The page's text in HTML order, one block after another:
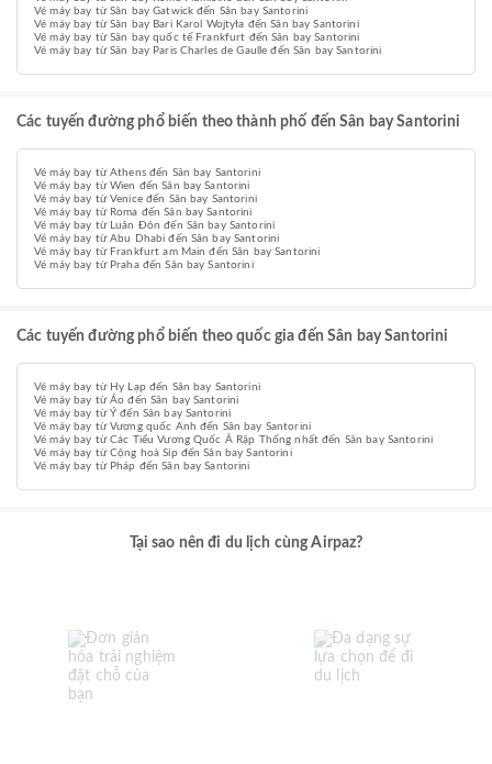
Vé máy bay từ Sân bay Gatwick đến Sân bay Santorini
Vé máy bay từ Sân bay Bari Karol Wojtyła đến Sân bay Santorini
Vé máy bay từ Sân bay quốc tế Frankfurt đến Sân bay Santorini
Vé máy bay từ Sân bay Paris Charles de Gaulle đến Sân bay Santorini
Các tuyến đường phổ biến theo thành phố đến Sân bay Santorini
Vé máy bay từ Athens đến Sân bay Santorini
Vé máy bay từ Wien đến Sân bay Santorini
Vé máy bay từ Venice đến Sân bay Santorini
Vé máy bay từ Roma đến Sân bay Santorini
Vé máy bay từ Luân Đôn đến Sân bay Santorini
Vé máy bay từ Abu Dhabi đến Sân bay Santorini
Vé máy bay từ Frankfurt am Main đến Sân bay Santorini
Vé máy bay từ Praha đến Sân bay Santorini
Các tuyến đường phổ biến theo quốc gia đến Sân bay Santorini
Vé máy bay từ Hy Lạp đến Sân bay Santorini
Vé máy bay từ Áo đến Sân bay Santorini
Vé máy bay từ Ý đến Sân bay Santorini
Vé máy bay từ Vương quốc Anh đến Sân bay Santorini
Vé máy bay từ Các Tiểu Vương Quốc Ả Rập Thống nhất đến Sân bay Santorini
Vé máy bay từ Cộng hoà Síp đến Sân bay Santorini
Vé máy bay từ Pháp đến Sân bay Santorini
Tại sao nên đi du lịch cùng Airpaz?